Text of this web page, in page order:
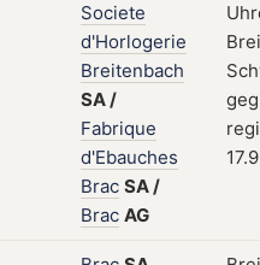
Societe
d'Horlogerie
Breitenbach
SA/
Fabrique
d'Ebauches
Brac SA/
Brac AG